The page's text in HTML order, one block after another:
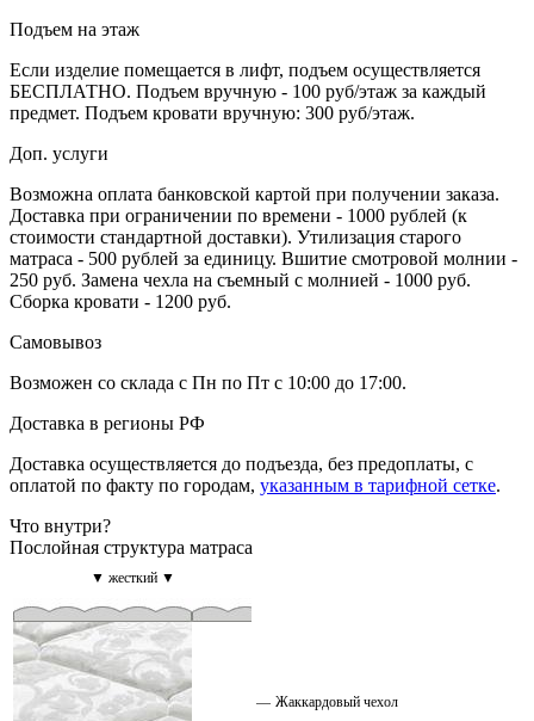
Подъем на этаж
Если изделие помещается в лифт, подъем осуществляется
БЕСПЛАТНО. Подъем вручную - 100 руб/этаж за каждый
предмет. Подъем кровати вручную: 300 руб/этаж.
Доп. услуги
Возможна оплата банковской картой при получении заказа.
Доставка при ограничении по времени - 1000 рублей (к
стоимости стандартной доставки). Утилизация старого
матраса - 500 рублей за единицу. Вшитие смотровой молнии -
250 руб. Замена чехла на съемный с молнией - 1000 руб.
Сборка кровати - 1200 руб.
Самовывоз
Возможен со склада с Пн по Пт с 10:00 до 17:00.
Доставка в регионы РФ
Доставка осуществляется до подъезда, без предоплаты, с
оплатой по факту по городам, указанным в тарифной сетке.
Что внутри?
Послойная структура матраса
▼ жесткий ▼
— Жаккардовый чехол